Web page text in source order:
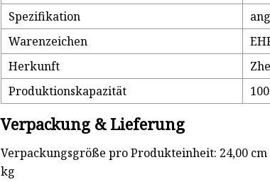
Spezifikation
Warenzeichen
Herkunft
Produktionskapazität
Verpackung & Lieferung
Verpackungsgröße pro Produkteinheit: 24,00
kg